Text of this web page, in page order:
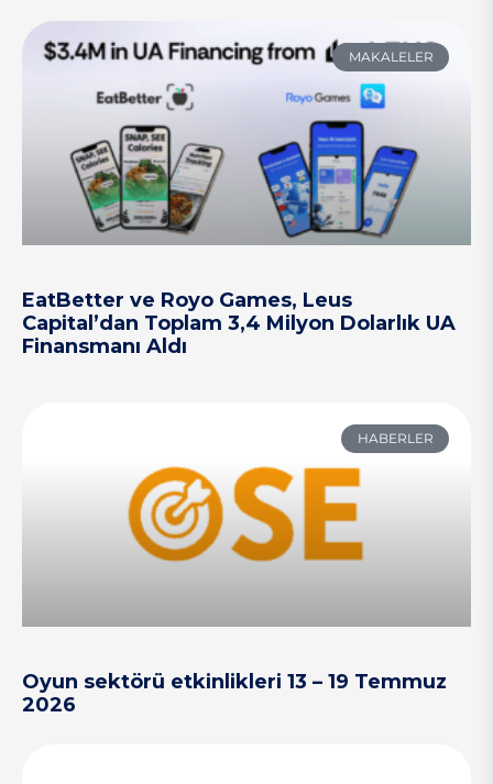
MAKALELER
EatBetter ve Royo Games, Leus
Capital’dan Toplam 3,4 Milyon Dolarlık UA
Finansmanı Aldı
HABERLER
Oyun sektörü etkinlikleri 13 – 19 Temmuz
2026